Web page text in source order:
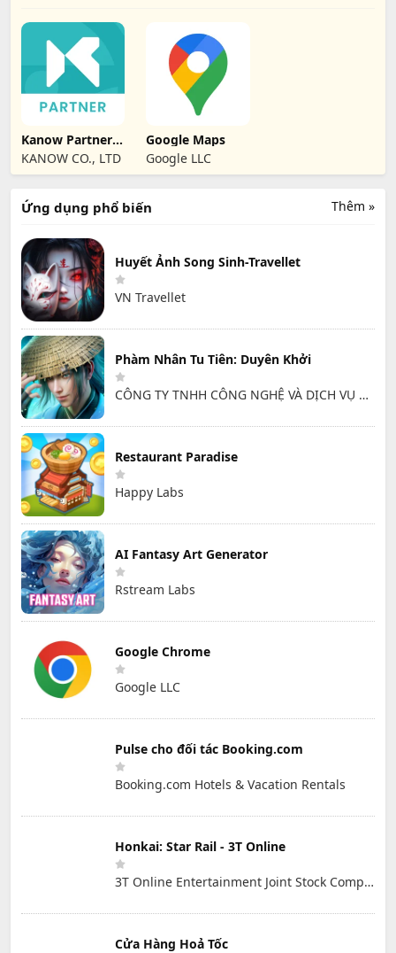
Kanow Partner -
Đối tác tài xế
KANOW CO., LTD
Google Maps
Google LLC
Thêm »
Ứng dụng phổ biến
Huyết Ảnh Song Sinh-Travellet
VN Travellet
Phàm Nhân Tu Tiên: Duyên Khởi
CÔNG TY TNHH CÔNG NGHỆ VÀ DỊCH VỤ HỒNG HÀ
Restaurant Paradise
Happy Labs
AI Fantasy Art Generator
Rstream Labs
Google Chrome
Google LLC
Pulse cho đối tác Booking.com
Booking.com Hotels & Vacation Rentals
Honkai: Star Rail - 3T Online
3T Online Entertainment Joint Stock Company
Cửa Hàng Hoả Tốc